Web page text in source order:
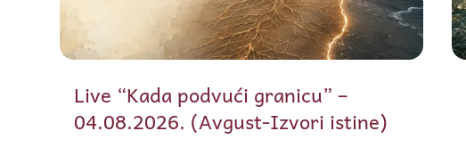
Live “Kada podvući granicu” –
04.08.2026. (Avgust-Izvori istine)